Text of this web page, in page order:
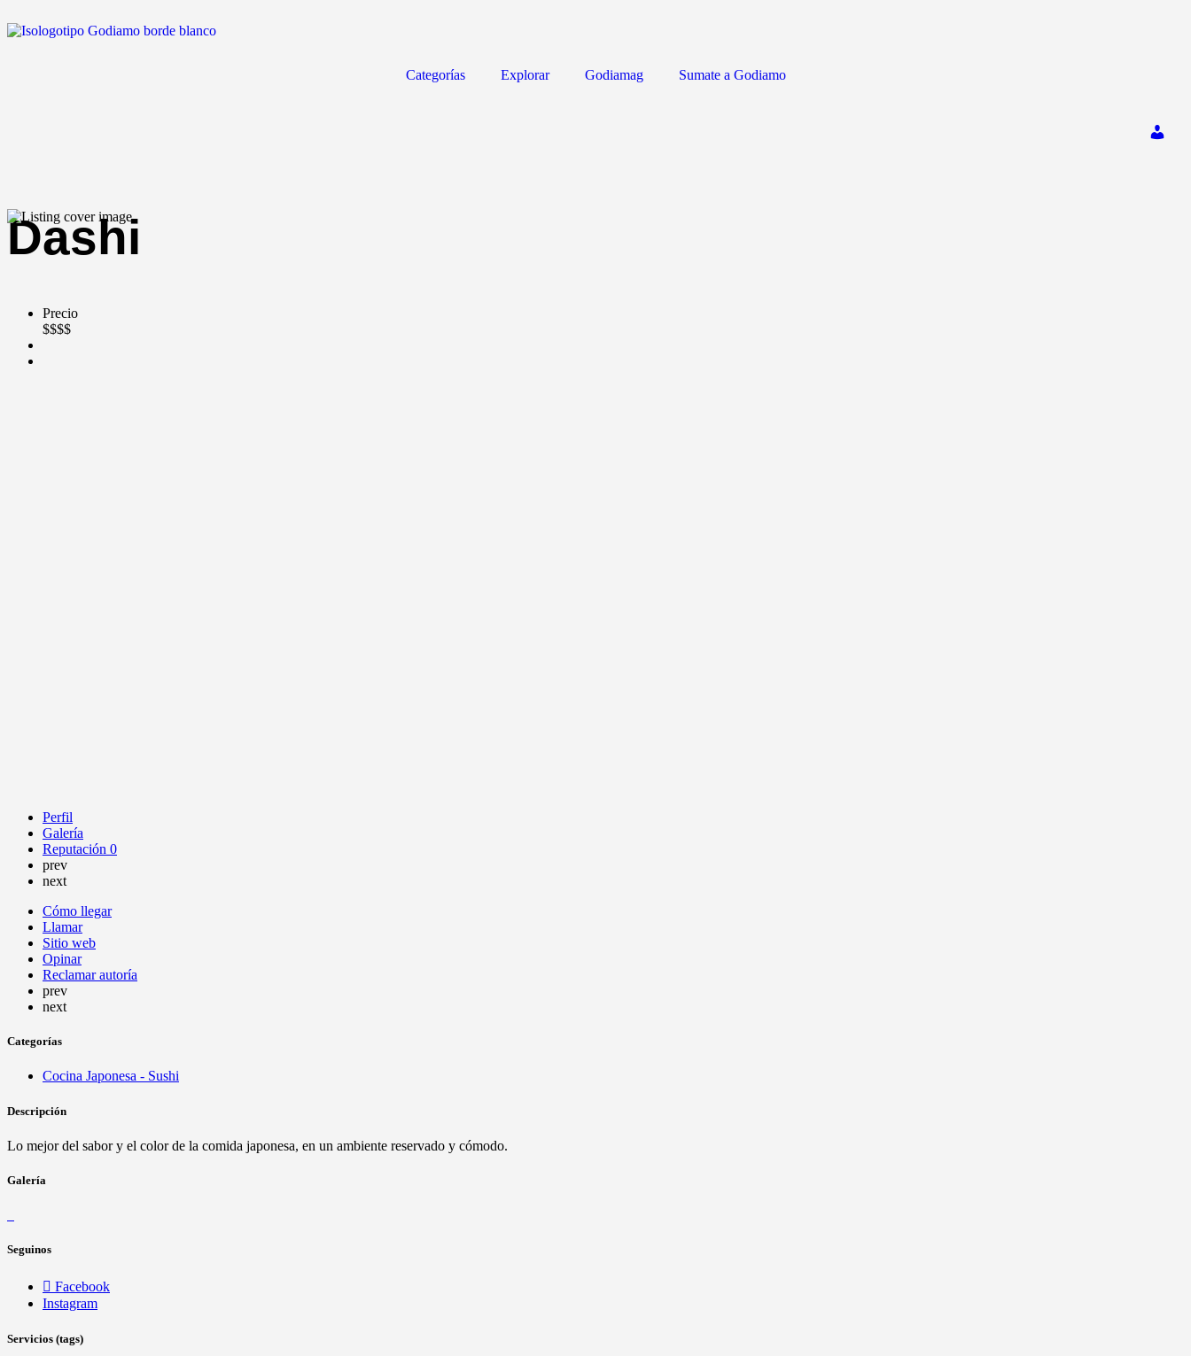
Categorías Explorar Godiamag Sumate a Godiamo
Dashi
Precio
$$$$
Perfil
Galería
Reputación 0
prev
next
Cómo llegar
Llamar
Sitio web
Opinar
Reclamar autoría
prev
next
Categorías
Cocina Japonesa - Sushi
Descripción
Lo mejor del sabor y el color de la comida japonesa, en un ambiente reservado y cómodo.
Galería
Seguinos
Facebook
Instagram
Servicios (tags)